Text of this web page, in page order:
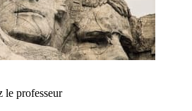
le professeur